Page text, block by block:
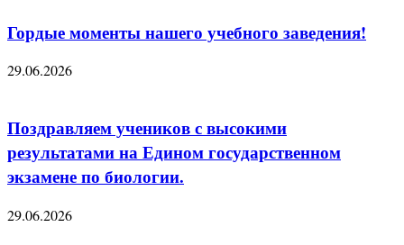
Гордые моменты нашего учебного заведения!
29.06.2026
Поздравляем учеников с высокими
результатами на Едином государственном
экзамене по биологии.
29.06.2026